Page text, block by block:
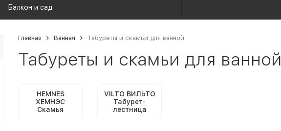
Балкон и сад
Главная Ванная Табуреты и скамьи для ванной
Табуреты и скамьи для ванной
HEMNES
ХЕМНЭС
Скамья
VILTO ВИЛЬТО
Табурет-
лестница